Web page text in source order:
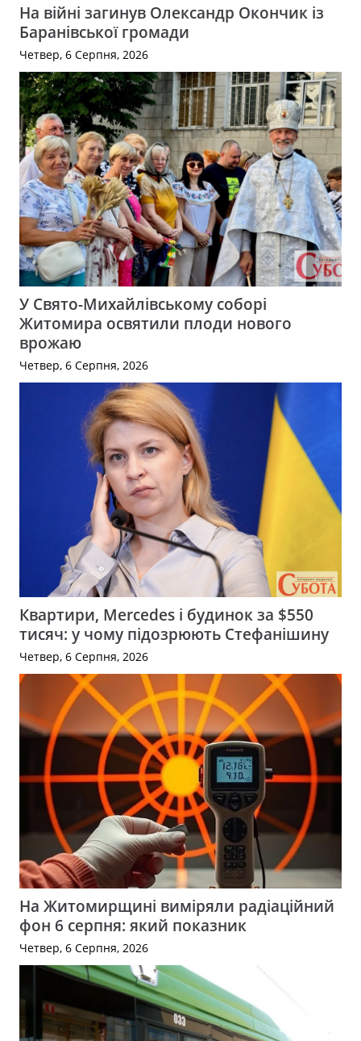
На війні загинув Олександр Окончик із
Баранівської громади
Четвер, 6 Серпня, 2026
У Свято-Михайлівському соборі
Житомира освятили плоди нового
врожаю
Четвер, 6 Серпня, 2026
Квартири, Mercedes і будинок за $550
тисяч: у чому підозрюють Стефанішину
Четвер, 6 Серпня, 2026
На Житомирщині виміряли радіаційний
фон 6 серпня: який показник
Четвер, 6 Серпня, 2026